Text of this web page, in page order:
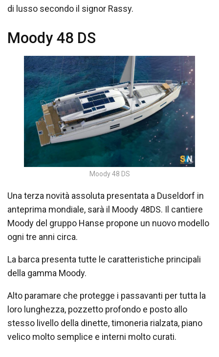
di lusso secondo il signor Rassy.
Moody 48 DS
Moody 48 DS
Una terza novità assoluta presentata a Duseldorf in
anteprima mondiale, sarà il Moody 48DS. Il cantiere
Moody del gruppo Hanse propone un nuovo modello
ogni tre anni circa.
La barca presenta tutte le caratteristiche principali
della gamma Moody.
Alto paramare che protegge i passavanti per tutta la
loro lunghezza, pozzetto profondo e posto allo
stesso livello della dinette, timoneria rialzata, piano
velico molto semplice e interni molto curati.